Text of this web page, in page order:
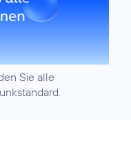
Sie alle